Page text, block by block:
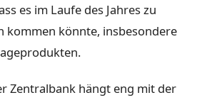
es im Laufe des Jahres zu
kommen könnte, insbesondere
Zentralbank hängt eng mit der